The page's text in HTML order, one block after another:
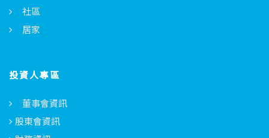
社區
居家
投資人專區
董事會資訊
股東會資訊